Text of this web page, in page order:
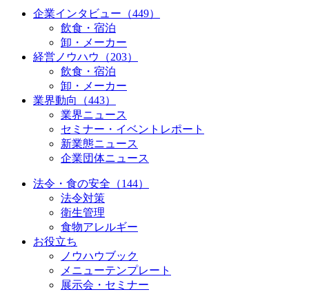
企業インタビュー（449）
飲食・宿泊
卸・メーカー
経営ノウハウ（203）
飲食・宿泊
卸・メーカー
業界動向（443）
業界ニュース
セミナー・イベントレポート
新業態ニュース
企業団体ニュース
法令・食の安全（144）
法令対策
衛生管理
食物アレルギー
お役立ち
ノウハウブック
メニューテンプレート
展示会・セミナー